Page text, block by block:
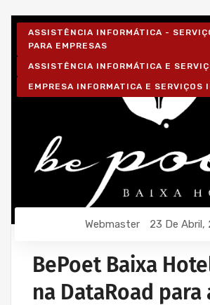
ASSISTÊNCIA INFORMÁTICA -
PARA EMPRESAS
ASSISTÊNCIA INFORMÁTICA E
EMPRESA INFORMATICA E SERVIÇOS
Webmaster 23 De Abril,
BePoet Baixa
na DataRoad para